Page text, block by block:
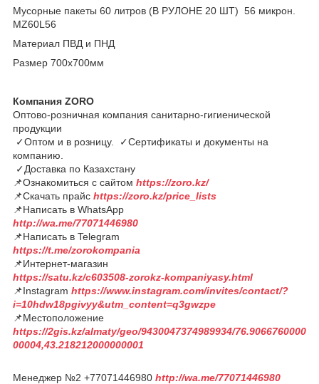
Мусорные пакеты 60 литров (В РУЛОНЕ 20 ШТ) 56 микрон.
MZ60L56
Материал ПВД и ПНД
Размер 700х700мм
Компания ZORO
Оптово-розничная компания санитарно-гигиенической
продукции
✓Оптом и в розницу. ✓Сертификаты и документы на
компанию.
✓Доставка по Казахстану
📌Ознакомиться с сайтом https://zoro.kz/
📌Скачать прайс https://zoro.kz/price_lists
📌Написать в WhatsApp
http://wa.me/77071446980
📌Написать в Telegram
https://t.me/zorokompania
📌Интернет-магазин
https://satu.kz/c603508-zorokz-kompaniyasy.html
📌Instagram https://www.instagram.com/invites/contact/?
i=10hdw18pgivyy&utm_content=q3gwzpe
📌Местоположение
https://2gis.kz/almaty/geo/9430047374989934/76.9066760000
00004,43.218212000000001
Менеджер №2 +77071446980 http://wa.me/77071446980